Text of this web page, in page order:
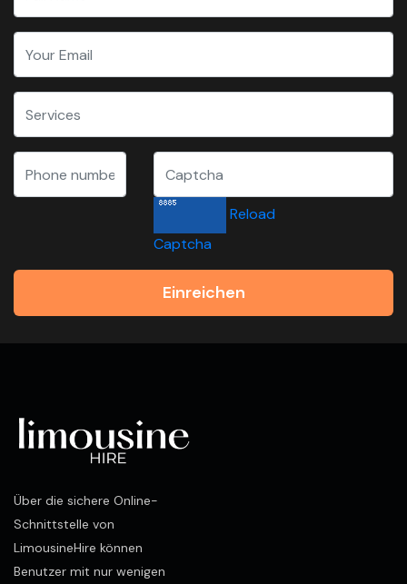
Reload
Captcha
Einreichen
Über die sichere Online-
Schnittstelle von
LimousineHire können
Benutzer mit nur wenigen